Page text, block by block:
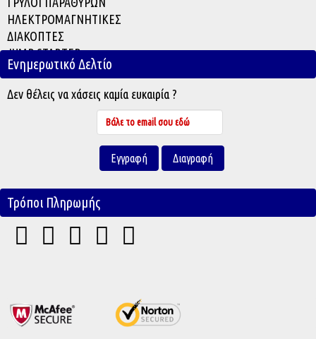
ΗΛΕΚΤΡΟΜΑΓΝΗΤΙΚΕΣ
ΔΙΑΚΟΠΤΕΣ
JUMP STARTER
ACCESSORIES
Ενημερωτικό Δελτίο
Δεν θέλεις να χάσεις καμία ευκαιρία ?
Τρόποι Πληρωμής